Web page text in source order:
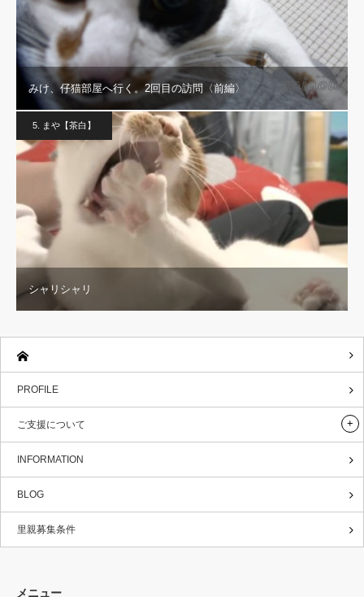
みけ、仔猫部屋へ行く。2回目の訪問〈前編〉
5. まや【茶白】
シャリシャリ
PROFILE
ご支援について
INFORMATION
BLOG
里親募集条件
メニュー